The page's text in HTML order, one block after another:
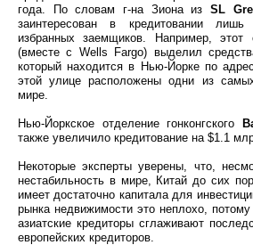
года. По словам г-на Зиона из SL
заинтересован в кредитовании
избранных заемщиков. Например, этот
(вместе с Wells Fargo) выделил
который находится в Нью-Йорке по
этой улице расположены одни из
мире.
Нью-Йоркское отделение гонконгского
также увеличило кредитование на $1.1
Некоторые эксперты уверены, что,
нестабильность в мире, Китай до сих
имеет достаточно капитала для
рынка недвижимости это неплохо, потому
азиатские кредиторы сглаживают
европейских кредиторов.